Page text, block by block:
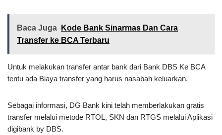
Baca Juga
Kode Bank Sinarmas Dan Cara
Transfer ke BCA Terbaru
Untuk melakukan transfer antar bank dari Bank DBS Ke BCA
tentu ada Biaya transfer yang harus nasabah keluarkan.
Sebagai informasi, DG Bank kini telah memberlakukan gratis
transfer melalui metode RTOL, SKN dan RTGS melalui Aplikasi
digibank by DBS.